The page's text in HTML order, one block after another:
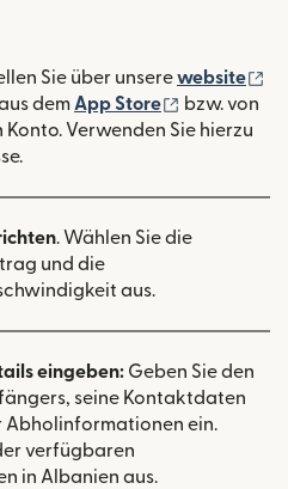
Sie über unserewebsite
demApp Store (wird in
bzw. von
in einem neuen Fenster
Konto. Verwenden Sie hierzu
. Wählen Sie die
und die
aus.
eingeben: Geben Sie den
seine Kontaktdaten
Abholinformationen ein.
verfügbaren
in Albanien aus.